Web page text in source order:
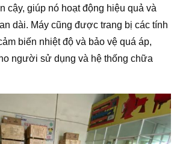
cậy, giúp nó hoạt động hiệu quả và
dài. Máy cũng được trang bị các tính
biến nhiệt độ và bảo vệ quá áp,
người sử dụng và hệ thống chữa